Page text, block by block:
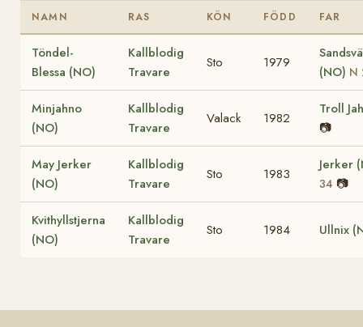
NAMN RAS KÖN FÖDD FAR
Töndel-
Blessa (NO)
Kallblodig
Travare
Sto 1979
(NO) N
Minjahno
(NO)
Kallblodig
Travare
Valack 1982
Troll
📷
May Jerker
(NO)
Kallblodig
Travare
Sto 1983
Jerker
34 📷
Kvithyllstjerna
(NO)
Kallblodig
Travare
Sto 1984 Ullnix